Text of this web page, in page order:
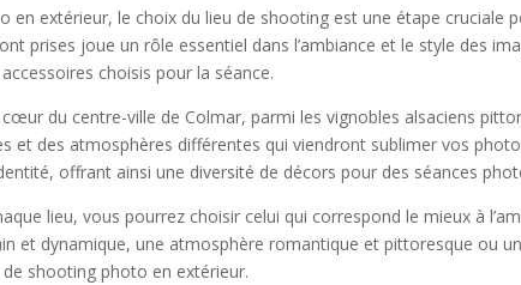
en extérieur, le choix du lieu de shooting est une étape cruciale
prises joue un rôle essentiel dans l’ambiance et le style des
choisis pour la séance.
du centre-ville de Colmar, parmi les vignobles alsaciens
et des atmosphères différentes qui viendront sublimer vos
offrant ainsi une diversité de décors pour des séances
lieu, vous pourrez choisir celui qui correspond le mieux à
et dynamique, une atmosphère romantique et pittoresque ou
shooting photo en extérieur.